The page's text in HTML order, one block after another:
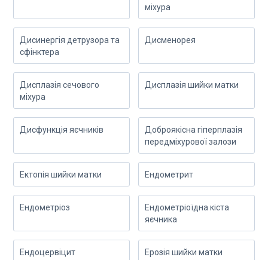
міхура
Дисинергія детрузора та
сфінктера
Дисменорея
Дисплазія сечового
міхура
Дисплазія шийки матки
Дисфункція яєчників
Доброякісна гіперплазія
передміхурової залози
Ектопія шийки матки Ендометрит
Ендометріоз
Ендометріоїдна кіста
яєчника
Ендоцервіцит Ерозія шийки матки